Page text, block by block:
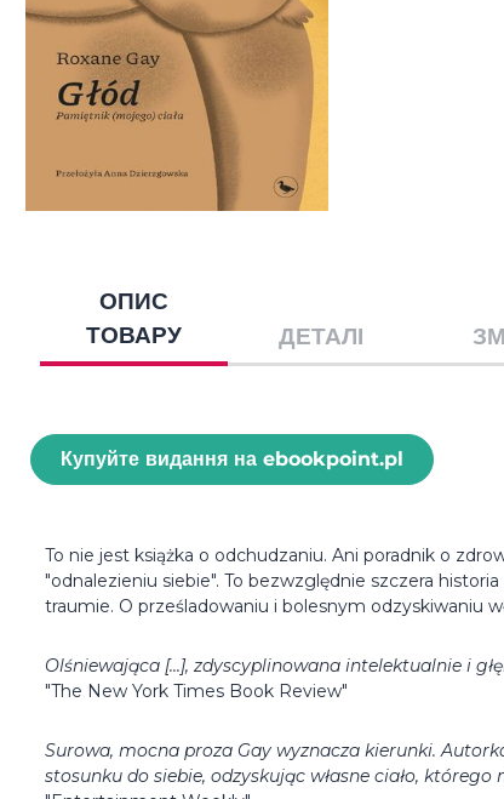
ОПИС
ТОВАРУ
ДЕТАЛІ
Купуйте видання на ebookpoint.pl
To nie jest książka o odchudzaniu. Ani poradnik o
"odnalezieniu siebie". To bezwzględnie szczera
traumie. O prześladowaniu i bolesnym odzyskiwaniu
Olśniewająca [...], zdyscyplinowana intelektualnie i
"The New York Times Book Review"
Surowa, mocna proza Gay wyznacza kierunki.
stosunku do siebie, odzyskując własne ciało,